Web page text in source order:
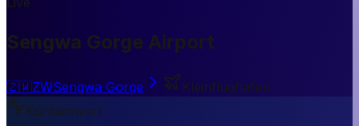
Sengwa Gorge Airport
🇿🇼ZWSengwa Gorge
Kleinflughafen
Kurzantwort